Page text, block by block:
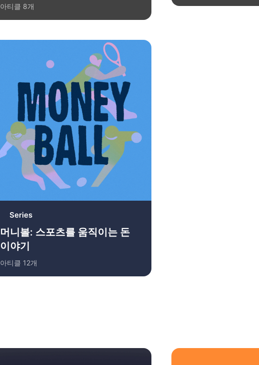
아티클 8개
Series
머니볼: 스포츠를 움직이는 돈
이야기
아티클 12개